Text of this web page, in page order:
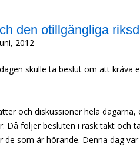
den otillgängliga
2012
skulle ta beslut om att kräva
och diskussioner hela
Då följer besluten i rask takt och
de som är hörande. Denna dag